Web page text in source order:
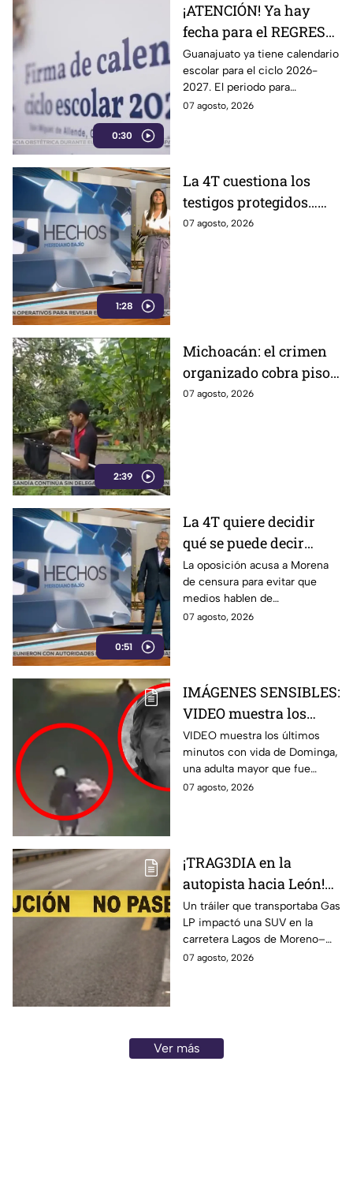
0:30
¡ATENCIÓN! Ya hay
fecha para el REGRESO
A CLASES en
Guanajuato: esto marca
el calendario 2026-
2027
Guanajuato ya tiene calendario
escolar para el ciclo 2026-
2027. El periodo para
Preescolar, primaria y
07 agosto, 2026
1:28
La 4T cuestiona los
testigos protegidos…
hasta que le sirven
07 agosto, 2026
2:39
Michoacán: el crimen
organizado cobra piso
y el aguacate paga las
07 agosto, 2026
0:51
La 4T quiere decidir
qué se puede decir
sobre sus vínculos con
el narco
La oposición acusa a Morena
de censura para evitar que
medios hablen de
señalamientos de narcopolítica
07 agosto, 2026
IMÁGENES SENSIBLES:
VIDEO muestra los
últimos minutos de
Dominga, abuelita
4TACADA por 90 pesos
en Amozoc
VIDEO muestra los últimos
minutos con vida de Dominga,
una adulta mayor que fue
atacada con una piedra en
07 agosto, 2026
¡TRAG3DIA en la
autopista hacia León!
Tráiler desata FUERTE
CHOQUE hoy viernes y
una mujer pierde la
vida
Un tráiler que transportaba Gas
LP impactó una SUV en la
carretera Lagos de Moreno–
Unión de San Antonio; una
07 agosto, 2026
Ver más